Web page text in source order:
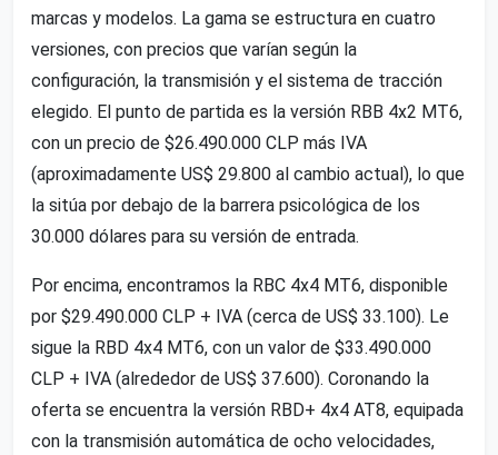
marcas y modelos. La gama se estructura en cuatro
versiones, con precios que varían según la
configuración, la transmisión y el sistema de tracción
elegido. El punto de partida es la versión RBB 4x2 MT6,
con un precio de $26.490.000 CLP más IVA
(aproximadamente US$ 29.800 al cambio actual), lo que
la sitúa por debajo de la barrera psicológica de los
30.000 dólares para su versión de entrada.
Por encima, encontramos la RBC 4x4 MT6, disponible
por $29.490.000 CLP + IVA (cerca de US$ 33.100). Le
sigue la RBD 4x4 MT6, con un valor de $33.490.000
CLP + IVA (alrededor de US$ 37.600). Coronando la
oferta se encuentra la versión RBD+ 4x4 AT8, equipada
con la transmisión automática de ocho velocidades,